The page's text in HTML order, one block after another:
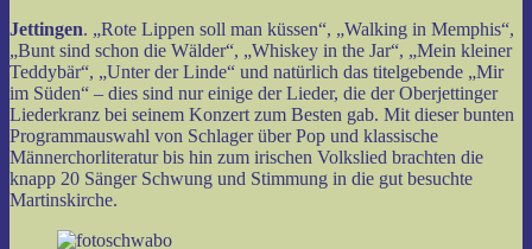
Jettingen. „Rote Lippen soll man küssen“, „Walking in Memphis“,
„Bunt sind schon die Wälder“, „Whiskey in the Jar“, „Mein kleiner
Teddybär“, „Unter der Linde“ und natürlich das titelgebende „Mir
im Süden“ – dies sind nur einige der Lieder, die der Oberjettinger
Liederkranz bei seinem Konzert zum Besten gab. Mit dieser bunten
Programmauswahl von Schlager über Pop und klassische
Männerchorliteratur bis hin zum irischen Volkslied brachten die
knapp 20 Sänger Schwung und Stimmung in die gut besuchte
Martinskirche.